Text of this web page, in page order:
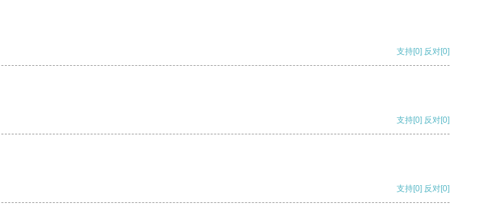
支持[0] 反对[0]
支持[0] 反对[0]
支持[0] 反对[0]